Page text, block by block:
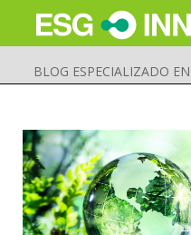
BLOG ESPECIALIZADO